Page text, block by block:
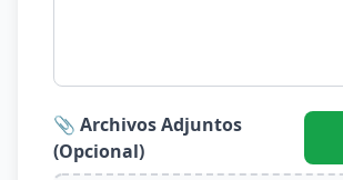
📎 Archivos Adjuntos
(Opcional)